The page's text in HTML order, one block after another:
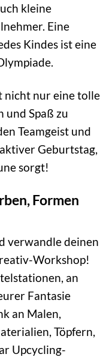
kleine
Eine
Kindes ist eine
nicht nur eine tolle
und Spaß zu
Teamgeist und
Geburtstag,
sorgt!
Formen
verwandle deinen
Workshop!
an
Fantasie
an Malen,
Töpfern,
Upcycling-